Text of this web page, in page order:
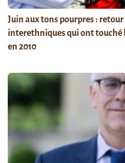
Juin aux tons pourpres : retour
interethniques qui ont touché
en 2010